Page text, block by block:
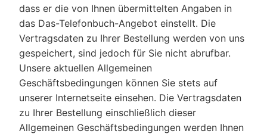
dass er die von Ihnen übermittelten Angaben in
das Das-Telefonbuch-Angebot einstellt. Die
Vertragsdaten zu Ihrer Bestellung werden von uns
gespeichert, sind jedoch für Sie nicht abrufbar.
Unsere aktuellen Allgemeinen
Geschäftsbedingungen können Sie stets auf
unserer Internetseite einsehen. Die Vertragsdaten
zu Ihrer Bestellung einschließlich dieser
Allgemeinen Geschäftsbedingungen werden Ihnen